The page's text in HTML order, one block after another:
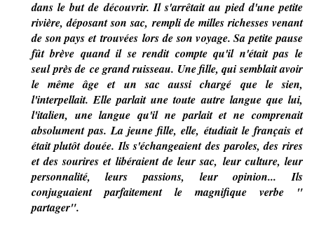
dans le but de découvrir. Il s'arrêtait au pied d'une petite
rivière, déposant son sac, rempli de milles richesses venant
de son pays et trouvées lors de son voyage. Sa petite pause
fût brève quand il se rendit compte qu'il n'était pas le
seul près de ce grand ruisseau. Une fille, qui semblait avoir
le même âge et un sac aussi chargé que le sien,
l'interpellait. Elle parlait une toute autre langue que lui,
l'italien, une langue qu'il ne parlait et ne comprenait
absolument pas. La jeune fille, elle, étudiait le français et
était plutôt douée. Ils s'échangeaient des paroles, des rires
et des sourires et libéraient de leur sac, leur culture, leur
personnalité, leurs passions, leur opinion... Ils
conjuguaient parfaitement le magnifique verbe "
partager".